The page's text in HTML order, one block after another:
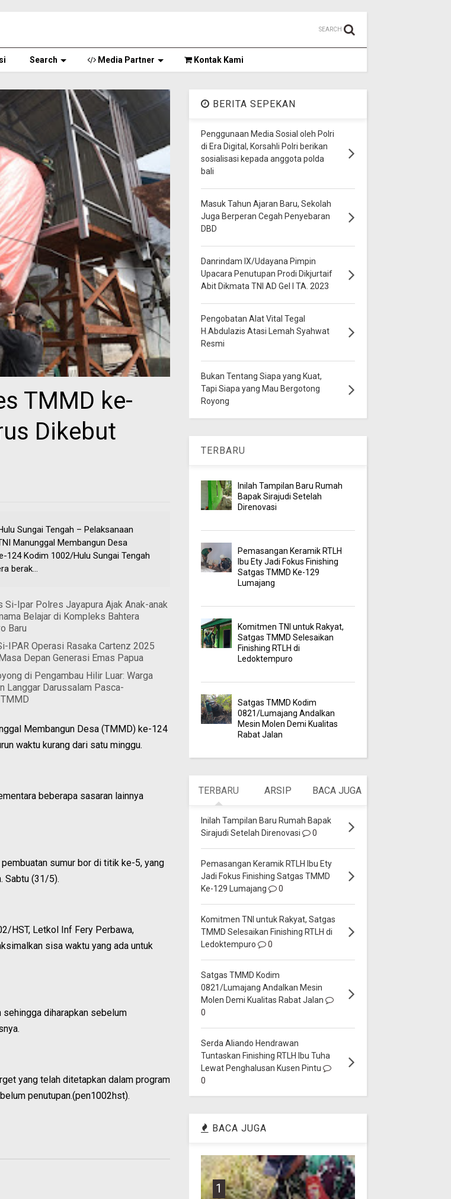
SEARCH
Search Media Partner Kontak Kami
TMMD ke-
Dikebut
Sungai Tengah – Pelaksanaan
Manunggal Membangun Desa
124 Kodim 1002/Hulu Sungai Tengah
berak...
Si-Ipar Polres Jayapura Ajak Anak-anak
Belajar di Kompleks Bahtera
Baru
IPAR Operasi Rasaka Cartenz 2025
Depan Generasi Emas Papua
di Pengambau Hilir Luar: Warga
Langgar Darussalam Pasca-
Membangun Desa (TMMD) ke-124
waktu kurang dari satu minggu.
beberapa sasaran lainnya
sumur bor di titik ke-5, yang
Sabtu (31/5).
HST, Letkol Inf Fery Perbawa,
sisa waktu yang ada untuk
sehingga diharapkan sebelum
yang telah ditetapkan dalam program
penutupan.(pen1002hst).
BERITA SEPEKAN
Penggunaan Media Sosial oleh Polri
di Era Digital, Korsahli Polri berikan
sosialisasi kepada anggota polda
bali
Masuk Tahun Ajaran Baru, Sekolah
Juga Berperan Cegah Penyebaran
DBD
Danrindam IX/Udayana Pimpin
Upacara Penutupan Prodi Dikjurtaif
Abit Dikmata TNI AD Gel I TA. 2023
Pengobatan Alat Vital Tegal
H.Abdulazis Atasi Lemah Syahwat
Resmi
Bukan Tentang Siapa yang Kuat,
Tapi Siapa yang Mau Bergotong
Royong
TERBARU
Inilah Tampilan Baru Rumah
Bapak Sirajudi Setelah
Direnovasi
Pemasangan Keramik RTLH
Ibu Ety Jadi Fokus Finishing
Satgas TMMD Ke-129
Lumajang
Komitmen TNI untuk Rakyat,
Satgas TMMD Selesaikan
Finishing RTLH di
Ledoktempuro
Satgas TMMD Kodim
0821/Lumajang Andalkan
Mesin Molen Demi Kualitas
Rabat Jalan
TERBARU ARSIP BACA JUGA
Inilah Tampilan Baru Rumah Bapak
Sirajudi Setelah Direnovasi
0
Pemasangan Keramik RTLH Ibu Ety
Jadi Fokus Finishing Satgas TMMD
Ke-129 Lumajang
0
Komitmen TNI untuk Rakyat, Satgas
TMMD Selesaikan Finishing RTLH di
Ledoktempuro
0
Satgas TMMD Kodim
0821/Lumajang Andalkan Mesin
Molen Demi Kualitas Rabat Jalan
0
Serda Aliando Hendrawan
Tuntaskan Finishing RTLH Ibu Tuha
Lewat Penghalusan Kusen Pintu
0
BACA JUGA
1